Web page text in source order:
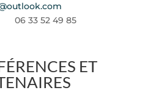
06 33 52 49 85
ET